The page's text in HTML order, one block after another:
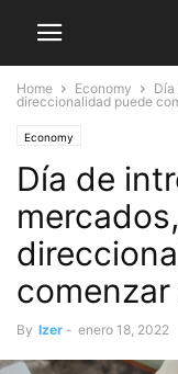
Home Economy
direccionalidad puede
Economy
Día de
By Izer - enero 18, 2022